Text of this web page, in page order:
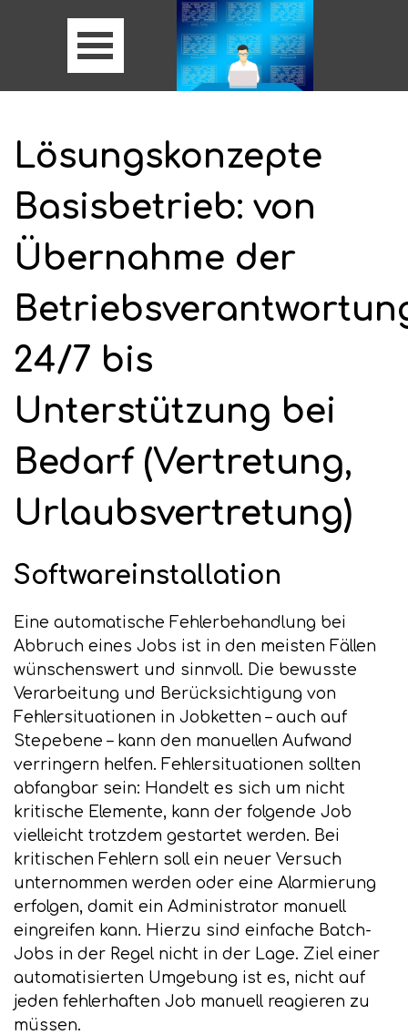
Lösungskonzepte
Basisbetrieb: von
Übernahme der
24/7 bis
Unterstützung bei
Bedarf (Vertretung,
Urlaubsvertretung)
Softwareinstallation
Eine automatische Fehlerbehandlung bei
Abbruch eines Jobs ist in den meisten Fällen
wünschenswert und sinnvoll. Die bewusste
Verarbeitung und Berücksichtigung von
Fehlersituationen in Jobketten – auch auf
Stepebene – kann den manuellen Aufwand
verringern helfen. Fehlersituationen sollten
abfangbar sein: Handelt es sich um nicht
kritische Elemente, kann der folgende Job
vielleicht trotzdem gestartet werden. Bei
kritischen Fehlern soll ein neuer Versuch
unternommen werden oder eine Alarmierung
erfolgen, damit ein Administrator manuell
eingreifen kann. Hierzu sind einfache Batch-
Jobs in der Regel nicht in der Lage. Ziel einer
automatisierten Umgebung ist es, nicht auf
jeden fehlerhaften Job manuell reagieren zu
müssen.